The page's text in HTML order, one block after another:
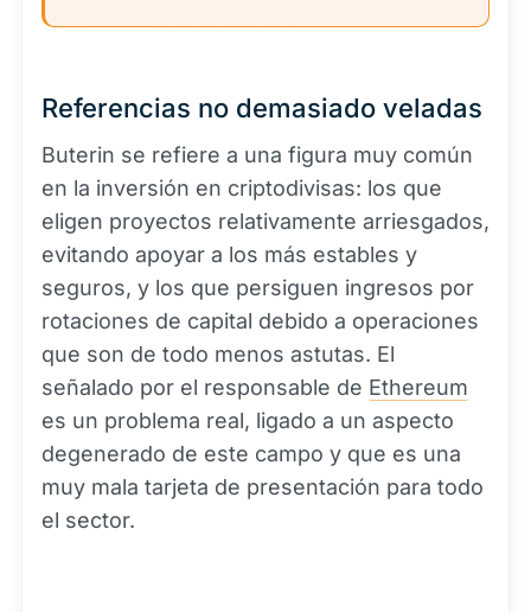
Referencias no demasiado veladas
Buterin se refiere a una figura muy común
en la inversión en criptodivisas: los que
eligen proyectos relativamente arriesgados,
evitando apoyar a los más estables y
seguros, y los que persiguen ingresos por
rotaciones de capital debido a operaciones
que son de todo menos astutas. El
señalado por el responsable de Ethereum
es un problema real, ligado a un aspecto
degenerado de este campo y que es una
muy mala tarjeta de presentación para todo
el sector.